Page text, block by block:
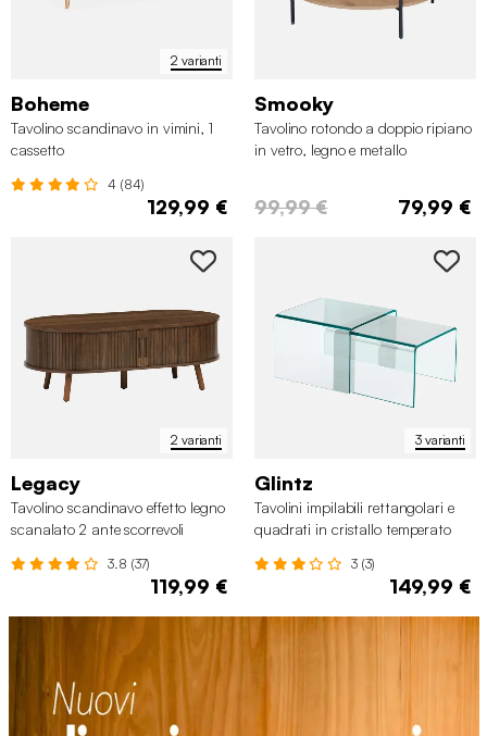
2 varianti
Boheme
Tavolino scandinavo in vimini, 1
cassetto
4 (84)
129,99 €
Smooky
Tavolino rotondo a doppio ripiano
in vetro, legno e metallo
99,99 € 79,99 €
2 varianti
Legacy
Tavolino scandinavo effetto legno
scanalato 2 ante scorrevoli
3.8 (37)
119,99 €
3 varianti
Glintz
Tavolini impilabili rettangolari e
quadrati in cristallo temperato
3 (3)
149,99 €